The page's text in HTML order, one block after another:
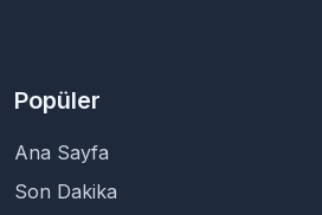
Popüler
Ana Sayfa
Son Dakika